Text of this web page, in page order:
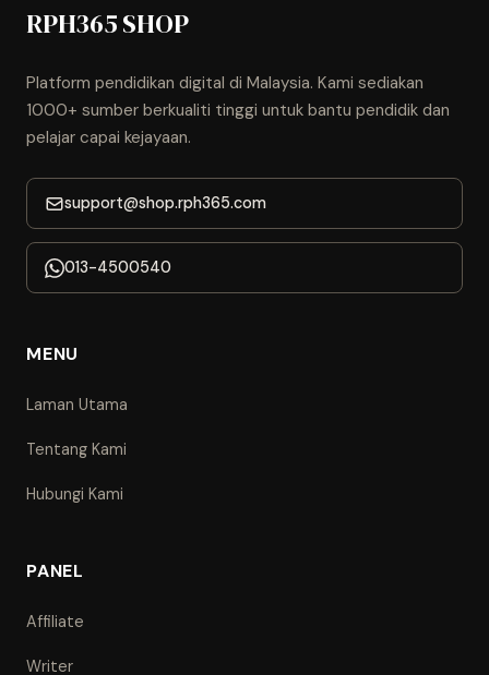
RPH365 SHOP
Platform pendidikan digital di Malaysia. Kami sediakan
1000+ sumber berkualiti tinggi untuk bantu pendidik dan
pelajar capai kejayaan.
support@shop.rph365.com
013-4500540
MENU
Laman Utama
Tentang Kami
Hubungi Kami
PANEL
Affiliate
Writer